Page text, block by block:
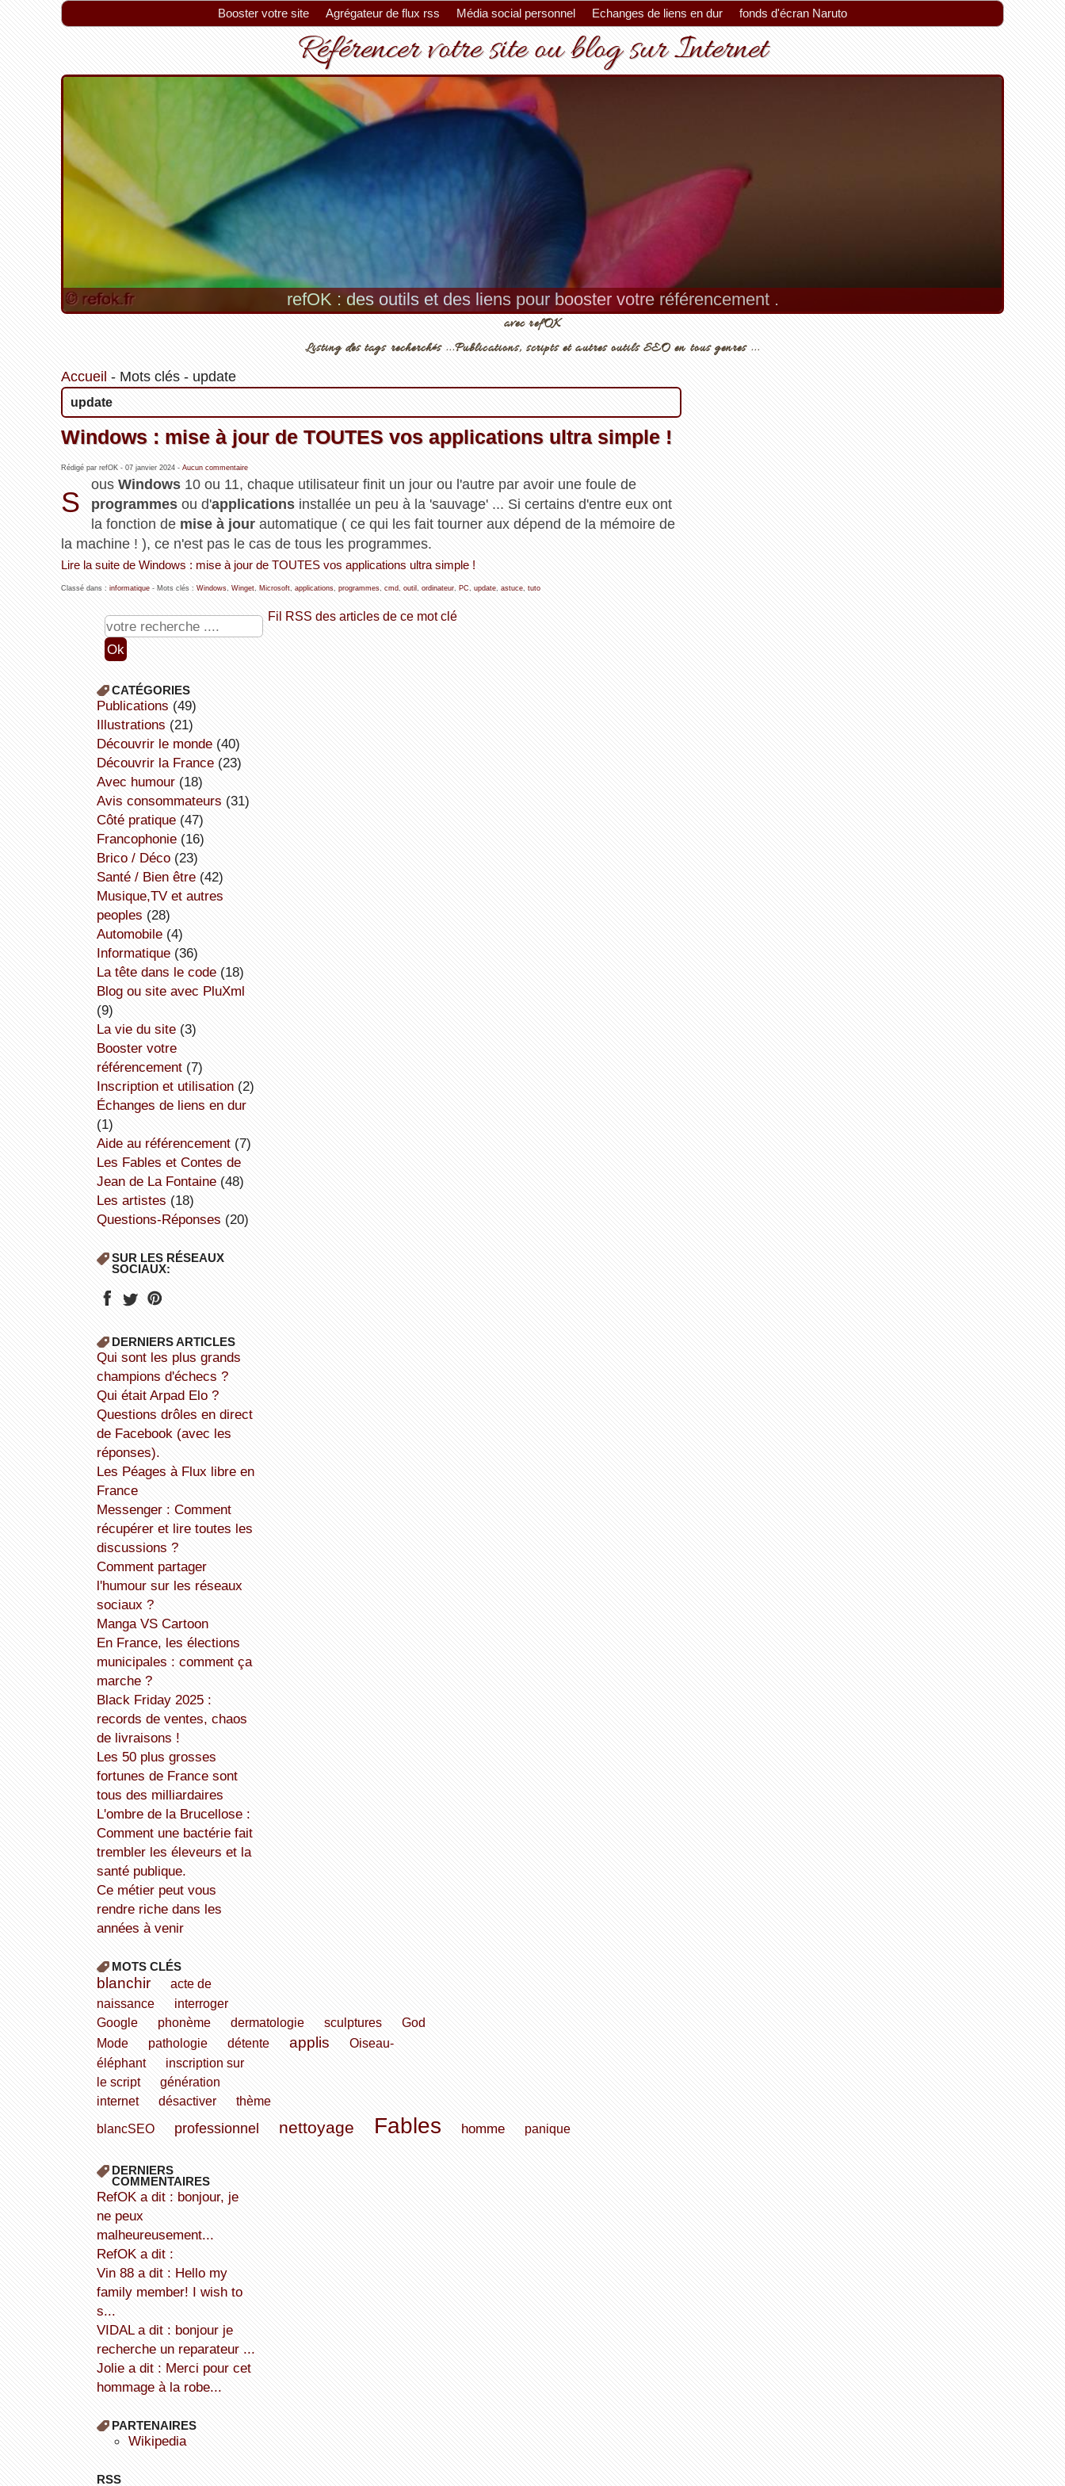
Booster votre site Agrégateur de flux rss Média social personnel Echanges de liens en dur fonds d'écran Naruto
Référencer votre site ou blog sur Internet
refOK : des outils et des liens pour booster votre référencement .
avec refOK
Listing des tags recherchés ...Publications, scripts et autres outils SEO en tous genres ...
Accueil - Mots clés- update
update
Windows : mise à jour de TOUTES vos applications ultra simple !
Rédigé par refOK - 07 janvier 2024- Aucun commentaire
S
ous Windows 10 ou 11, chaque utilisateur finit un jour ou l'autre par avoir une foule de
programmes ou d'applications installée un peu à la 'sauvage' ... Si certains d'entre eux ont
la fonction de mise à jour automatique ( ce qui les fait tourner aux dépend de la mémoire de
la machine ! ), ce n'est pas le cas de tous les programmes.
Lire la suite de Windows : mise à jour de TOUTES vos applications ultra simple !
Classé dans : informatique- Mots clés : Windows, Winget, Microsoft, applications, programmes, cmd, outil , ordinateur, PC, update, astuce, tuto
Fil RSS des articles de ce mot clé
CATÉGORIES
publications (49)
illustrations (21)
découvrir le monde(40)
découvrir la France(23)
avec humour(18)
avis consommateurs (31)
côté pratique(47)
Francophonie(16)
Brico / Déco(23)
Santé / Bien être(42)
Musique,TV et autres
peoples (28)
Automobile(4)
informatique(36)
la tête dans le code(18)
Blog ou site avec PluXml
(9)
la vie du site(3)
booster votre
référencement(7)
inscription et utilisation(2)
échanges de liens en dur
(1)
aide au référencement(7)
Les Fables et Contes de
Jean de La Fontaine(48)
Les artistes (18)
Questions-Réponses (20)
SUR LES RÉSEAUX
SOCIAUX:
DERNIERS ARTICLES
Qui sont les plus grands
champions d'échecs ?
Qui était Arpad Elo ?
Questions drôles en direct
de Facebook (avec les
réponses).
Les Péages à Flux libre en
France
Messenger : Comment
récupérer et lire toutes les
discussions ?
Comment partager
l'humour sur les réseaux
sociaux ?
Manga VS Cartoon
En France, les élections
municipales : comment ça
marche ?
Black Friday 2025 :
records de ventes, chaos
de livraisons !
Les 50 plus grosses
fortunes de France sont
tous des milliardaires
L'ombre de la Brucellose :
Comment une bactérie fait
trembler les éleveurs et la
santé publique.
Ce métier peut vous
rendre riche dans les
années à venir
MOTS CLÉS
blanchir
acte de
naissance
interroger
Google
phonème dermatologie sculptures
God
Mode
pathologie détente applis
Oiseau-
éléphant
inscription sur
le script
génération
internet
désactiver
thème
blancSEO
professionnel nettoyage Fables homme panique
DERNIERS
COMMENTAIRES
refOK a dit : bonjour, je
ne peux
malheureusement...
refOK a dit :
Vin 88 a dit : Hello my
family member! I wish to
s...
VIDAL a dit : bonjour je
recherche un reparateur ...
Jolie a dit : Merci pour cet
hommage à la robe...
PARTENAIRES
wikipedia
RSS